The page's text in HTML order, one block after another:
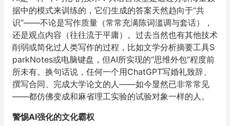
据中的模式来训练的，它们生成的答案天然趋向于“共
识”——不论是写作质量（常常充满陈词滥调与套话），
还是观点内容（往往流于平庸）。过去当然也有其他技术
削弱或简化过人类写作的过程，比如文学分析摘要工具S
parkNotes或电脑键盘，但AI所实现的“思维外包”程度前
所未有。换句话说，任何一个用ChatGPT写婚礼致辞、
撰写合同、完成大学论文的人——如今显然已非常常见
——都仿佛变成和麻省理工实验的试验对象一样的人。
警惕AI强化的文化霸权